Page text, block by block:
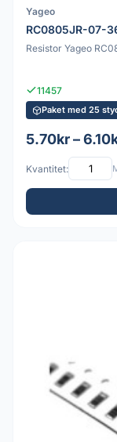
Yageo
RC0805JR-07-
Resistor Yageo
11457
Paket med 25
5.70kr –
Kvantitet: